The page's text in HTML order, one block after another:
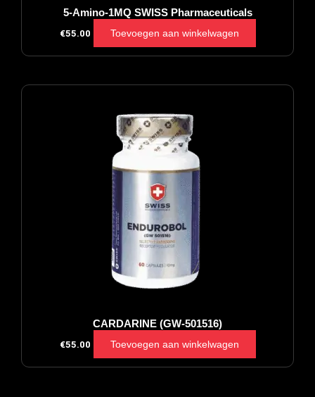
5-Amino-1MQ SWISS Pharmaceuticals
€55.00 Toevoegen aan winkelwagen
CARDARINE (GW-501516)
€55.00 Toevoegen aan winkelwagen